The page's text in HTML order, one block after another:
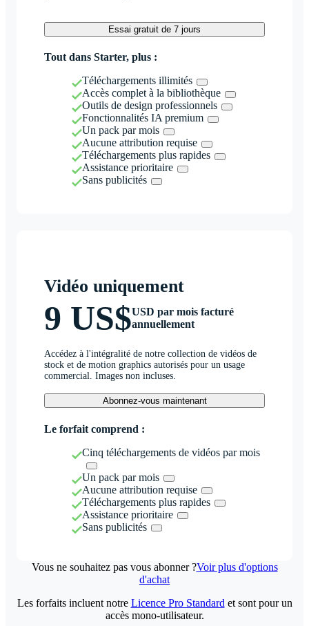
Essai gratuit de 7 jours
Tout dans Starter, plus :
Téléchargements illimités
Accès complet à la bibliothèque
Outils de design professionnels
Fonctionnalités IA premium
Un pack par mois
Aucune attribution requise
Téléchargements plus rapides
Assistance prioritaire
Sans publicités
Vidéo uniquement
9 US$USD par mois facturé
annuellement
Accédez à l'intégralité de notre collection de vidéos de
stock et de motion graphics autorisés pour un usage
commercial. Images non incluses.
Abonnez-vous maintenant
Le forfait comprend :
Cinq téléchargements de vidéos par mois
Un pack par mois
Aucune attribution requise
Téléchargements plus rapides
Assistance prioritaire
Sans publicités
Vous ne souhaitez pas vous abonner ?Voir plus d'options
d'achat
Les forfaits incluent notre Licence Pro Standard et sont pour un
accès mono-utilisateur.